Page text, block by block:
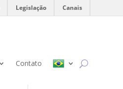
Legislação Canais
Contato